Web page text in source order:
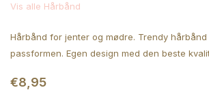
Vis alle Hårbånd
Hårbånd for jenter og mødre. Trendy
passformen. Egen design med den beste
€8,95